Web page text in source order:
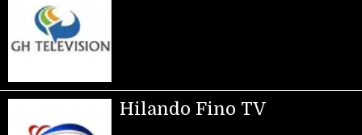
Hilando Fino TV